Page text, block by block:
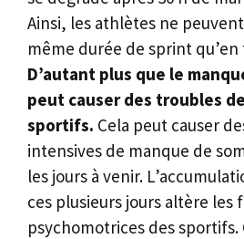
Ainsi, les athlètes ne
même durée de sprint
D’autant plus que le
peut causer des troubles
sportifs. Cela peut causer
intensives de manque de
les jours à venir.
ces plusieurs jours altère les
psychomotrices des sportifs.